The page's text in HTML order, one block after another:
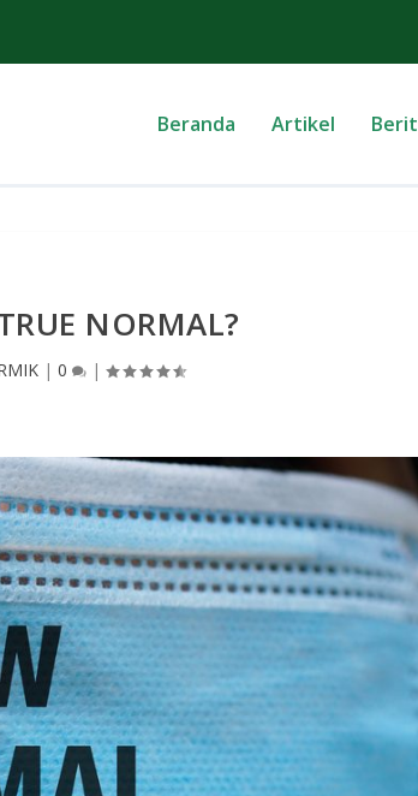
Beranda Artikel
NORMAL?
| 0 |